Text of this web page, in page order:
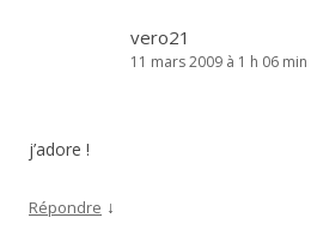
vero21
11 mars 2009 à 1 h 06 min
j’adore !
Répondre ↓